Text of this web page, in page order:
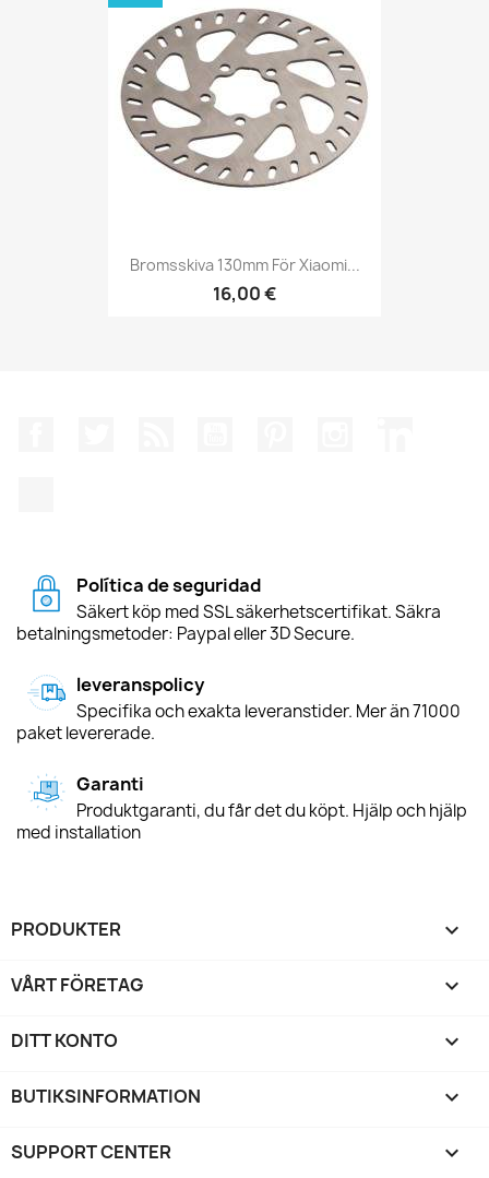
Bromsskiva 130mm För Xiaomi...
16,00 €
Política de seguridad
Säkert köp med SSL säkerhetscertifikat. Säkra
betalningsmetoder: Paypal eller 3D Secure.
leveranspolicy
Specifika och exakta leveranstider. Mer än 71000
paket levererade.
Garanti
Produktgaranti, du får det du köpt. Hjälp och hjälp
med installation
PRODUKTER 
VÅRT FÖRETAG 
DITT KONTO 
BUTIKSINFORMATION keyboard_arrow_down
SUPPORT CENTER 